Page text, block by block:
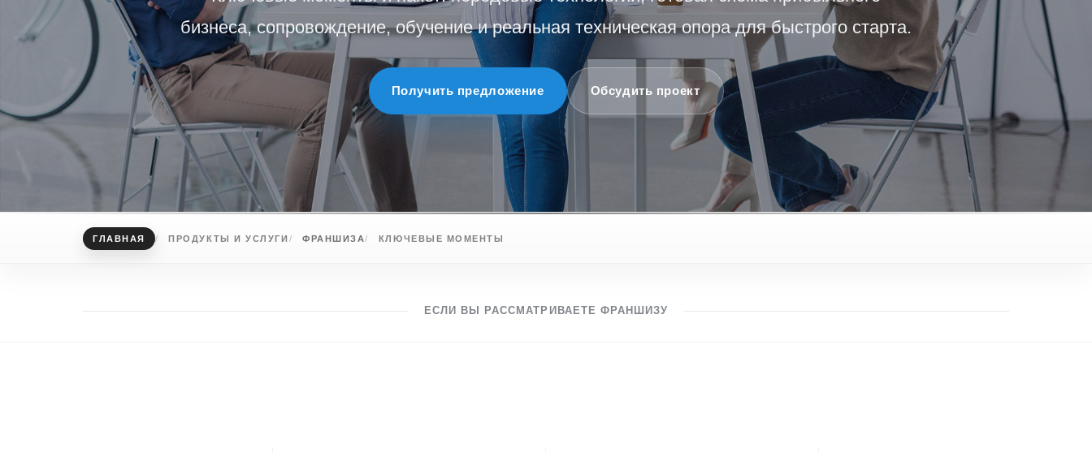
бизнеса, сопровождение, обучение и реальная техническая опора для быстрого старта.
Получить предложение Обсудить проект
ГЛАВНАЯ ПРОДУКТЫ И УСЛУГИ ФРАНШИЗА КЛЮЧЕВЫЕ МОМЕНТЫ
ЕСЛИ ВЫ РАССМАТРИВАЕТЕ ФРАНШИЗУ